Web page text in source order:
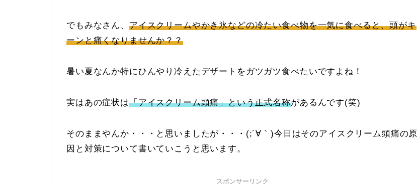
でもみなさん、 アイスクリームやかき氷などの冷たい食べ物を一気に食べると、頭がキ
ーンと痛くなりませんか？？
暑い夏なんか特にひんやり冷えたデザートをガツガツ食べたいですよね！
実はあの症状は「アイスクリーム頭痛」という正式名称があるんです(笑)
そのままやんか・・・と思いましたが・・・(;´∀｀)今日はそのアイスクリーム頭痛の原
因と対策について書いていこうと思います。
スポンサーリンク